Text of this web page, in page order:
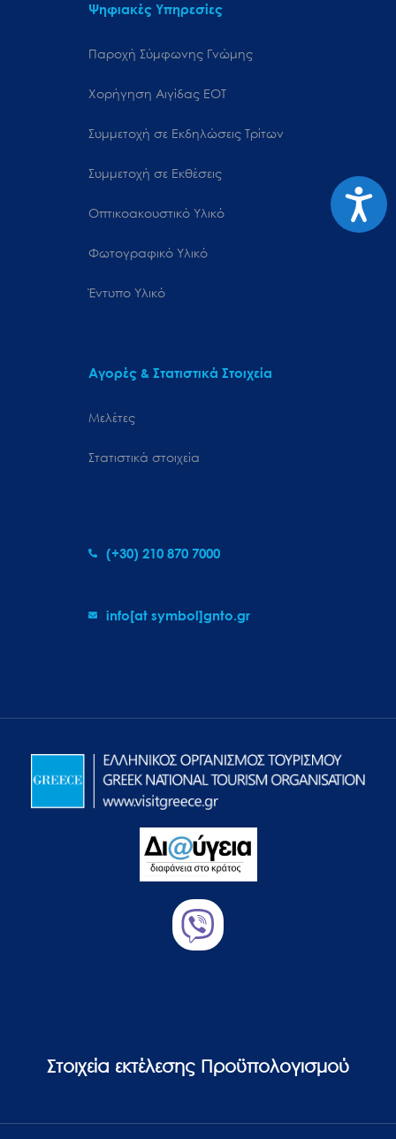
Ψηφιακές Υπηρεσίες
Παροχή Σύμφωνης Γνώμης
Χορήγηση Αιγίδας ΕΟΤ
Συμμετοχή σε Εκδηλώσεις Τρίτων
Συμμετοχή σε Εκθέσεις
Οπτικοακουστικό Υλικό
Φωτογραφικό Υλικό
Έντυπο Υλικό
Αγορές & Στατιστικά Στοιχεία
Μελέτες
Στατιστικά στοιχεία
(+30) 210 870 7000
info[at symbol]gnto.gr
Στοιχεία εκτέλεσης Προϋπολογισμού